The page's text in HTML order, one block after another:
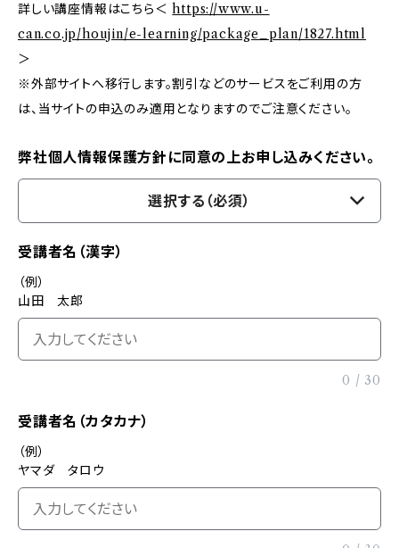
詳しい講座情報はこちら＜https://www.u-
can.co.jp/houjin/e-learning/package_plan/1827.html
＞
※外部サイトへ移行します。割引などのサービスをご利用の方
は、当サイトの申込のみ適用となりますのでご注意ください。
弊社個人情報保護方針に同意の上お申し込みください。
選択する（必須）
受講者名（漢字）
（例）
山田 太郎
0 / 30
受講者名（カタカナ）
（例）
ヤマダ タロウ